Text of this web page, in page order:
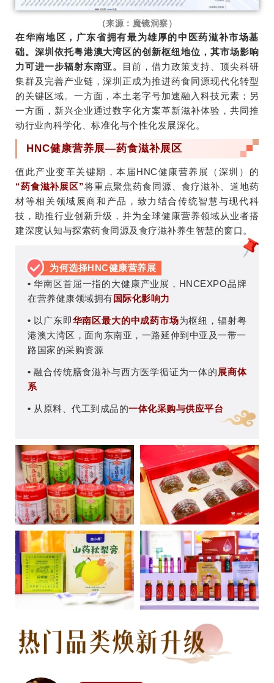
（来源：魔镜洞察）
在华南地区，广东省拥有最为雄厚的中医药滋补市场基
础。深圳依托粤港澳大湾区的创新枢纽地位，其市场影响
力可进一步辐射东南亚。 目前，借力政策支持、顶尖科研
集群及完善产业链，深圳正成为推进药食同源现代化转型
的关键区域。一方面，本土老字号加速融入科技元素；另
一方面，新兴企业通过数字化方案革新滋补体验，共同推
动行业向科学化、标准化与个性化发展深化。
HNC健康营养展—药食滋补展区
值此产业变革关键期，本届HNC健康营养展（深圳）的
“药食滋补展区”将重点聚焦药食同源、食疗滋补、道地药
材等相关领域展商和产品， 致力结合传统智慧与现代科
技，助推行业创新升级，并为全球健康营养领域从业者搭
建深度认知与探索药食同源及食疗滋补养生智慧的窗口。
为何选择HNC健康营养展
•华南区首屈一指的大健康产业展，HNCEXPO品牌
在营养健康领域拥有国际化影响力
• 以广东即华南区最大的中成药市场为枢纽，辐射粤
港澳大湾区，面向东南亚，一路延伸到中亚及一带一
路国家的采购资源
• 融合传统膳食滋补与西方医学循证为一体的 展商体
系
• 从原料、代工到成品的一体化采购与供应平台